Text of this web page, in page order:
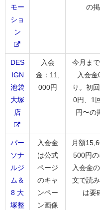
モー
ショ
ン
の
DES
IGN
池袋
大塚
店
入会
金：11,
000円
今月ま
入会
り。初
0円、1
円〜の
パー
ソナ
ルジ
ム＆
8 大
塚整
入会金
は公式
ページ
のキャ
ンペー
ン画像
月額
500円の
入会金
文で読
は要